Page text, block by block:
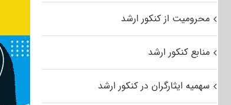
محرومیت از کنکور ارشد
منابع کنکور ارشد
سهمیه ایثارگران در کنکور ارشد